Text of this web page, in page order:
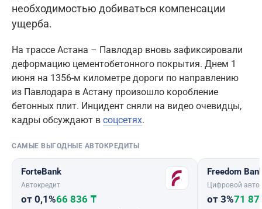
необходимостью добиваться компенсации
ущерба.
На трассе Астана – Павлодар вновь зафиксировали
деформацию цементобетонного покрытия. Днем 1
июня на 1356-м километре дороги по направлению
из Павлодара в Астану произошло коробление
бетонных плит. Инцидент сняли на видео очевидцы,
кадры обсуждают в соцсетях.
САМЫЕ ВЫГОДНЫЕ АВТОКРЕДИТЫ
ForteBank
Автокредит
от 0,1%66 836 ₸
Freedom
Цифровой
от 3%71